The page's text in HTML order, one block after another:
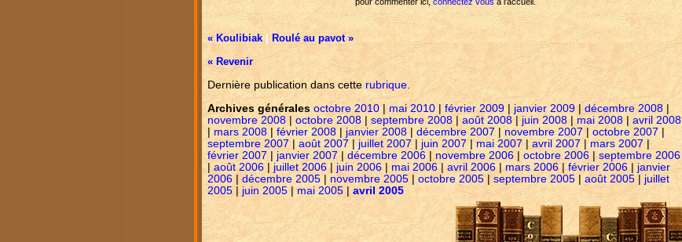
« Koulibiak | Roulé au pavot »
« Revenir
Dernière publication dans cetterubrique.
Archives générales octobre 2010 | mai 2010 | février 2009 | janvier 2009 | décembre 2008 |
novembre 2008 | octobre 2008 | septembre 2008| août 2008 | juin 2008| mai 2008| avril 2008
| mars 2008 | février 2008 | janvier 2008 | décembre 2007 | novembre 2007 | octobre 2007 |
septembre 2007 | août 2007 | juillet 2007 | juin 2007 | mai 2007|avril 2007 | mars 2007|
février 2007 | janvier 2007 | décembre 2006 | novembre 2006 | octobre 2006 | septembre 2006
| août 2006 | juillet 2006| juin 2006 | mai 2006| avril 2006 |mars 2006 |février 2006| janvier
2006 | décembre 2005 | novembre 2005| octobre 2005 | septembre 2005 | août 2005 | juillet
2005 | juin 2005 | mai 2005 | avril 2005